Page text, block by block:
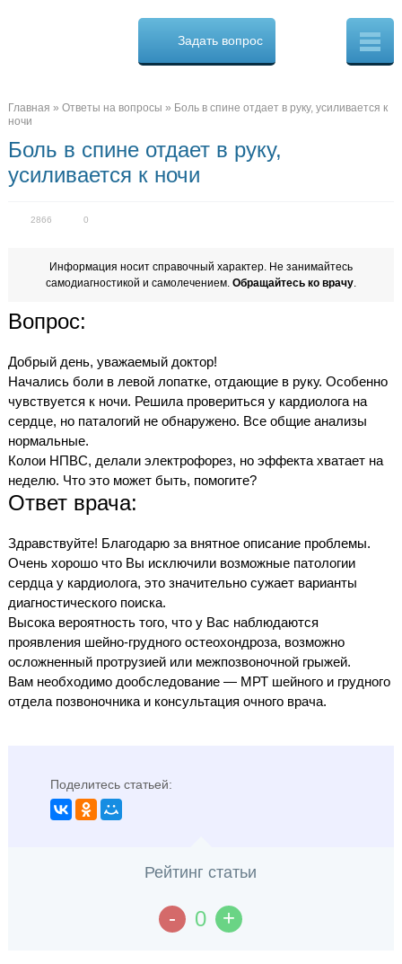
Cure.ru
в
Задать вопрос
Главная » Ответы на вопросы » Боль в спине отдает в руку, усиливается к
ночи
Боль в спине отдает в руку,
усиливается к ночи
2866 0
Информация носит справочный характер. Не занимайтесь
самодиагностикой и самолечением. Обращайтесь ко врачу.
Вопрос:
Добрый день, уважаемый доктор!
Начались боли в левой лопатке, отдающие в руку. Особенно
чувствуется к ночи. Решила провериться у кардиолога на
сердце, но паталогий не обнаружено. Все общие анализы
нормальные.
Колои НПВС, делали электрофорез, но эффекта хватает на
неделю. Что это может быть, помогите?
Ответ врача:
Здравствуйте! Благодарю за внятное описание проблемы.
Очень хорошо что Вы исключили возможные патологии
сердца у кардиолога, это значительно сужает варианты
диагностического поиска.
Высока вероятность того, что у Вас наблюдаются
проявления шейно-грудного остеохондроза, возможно
осложненный протрузией или межпозвоночной грыжей.
Вам необходимо дообследование — МРТ шейного и грудного
отдела позвоночника и консультация очного врача.
Поделитесь статьей:
Рейтинг статьи
- 0 +